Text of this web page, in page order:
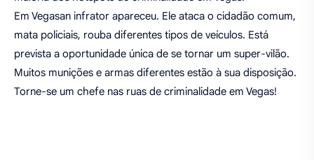
Em Vegasan infrator apareceu. Ele ataca o cidadão comum,
mata policiais, rouba diferentes tipos de veículos. Está
prevista a oportunidade única de se tornar um super-vilão.
Muitos munições e armas diferentes estão à sua disposição.
Torne-se um chefe nas ruas de criminalidade em Vegas!